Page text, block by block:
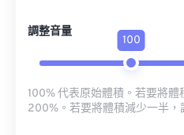
調整音量
100
100% 代表原始體積。若要將體
200%。若要將體積減少一半，